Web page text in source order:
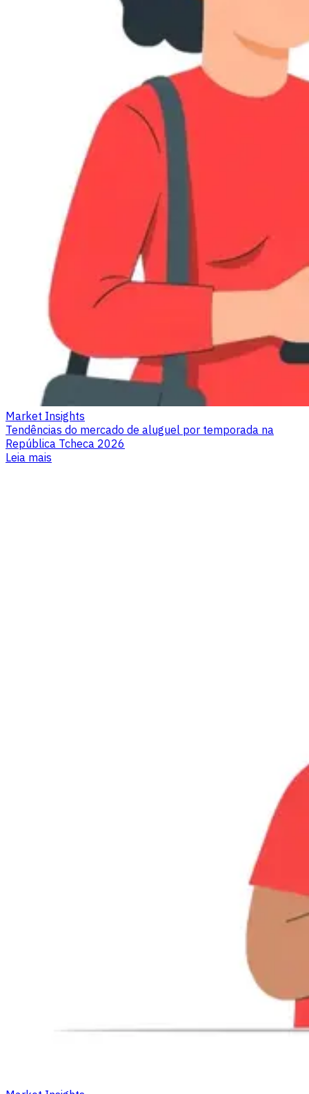
Market Insights
Tendências do mercado de aluguel por temporada na
República Tcheca 2026
Leia mais